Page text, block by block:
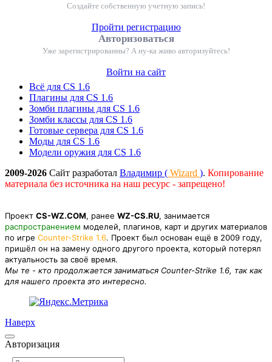
Создайте собственную учетную запись!
Пройти регистрацию
Авторизоваться
Уже зарегистрированны? А ну-ка живо авторизуйтесь!
Войти на сайт
Всё для CS 1.6
Плагины для CS 1.6
Зомби плагины для CS 1.6
Зомби классы для CS 1.6
Готовые сервера для CS 1.6
Моды для CS 1.6
Модели оружия для CS 1.6
2009-2026 Сайт разработал Владимир ( Wizard ). Копирование
материала без источника на наш ресурс - запрещено!
Проект CS-WZ.COM, ранее WZ-CS.RU, занимается
распространением моделей, плагинов, карт и других материалов
по игре Counter-Strike 1.6. Проект был основан ещё в 2009 году,
пришёл он на замену одного другого проекта, который потерял
актуальность за своё время.
Мы те - кто продолжается заниматься Counter-Strike 1.6, так как
для нашего проекта это интересно.
Наверх
Авторизация